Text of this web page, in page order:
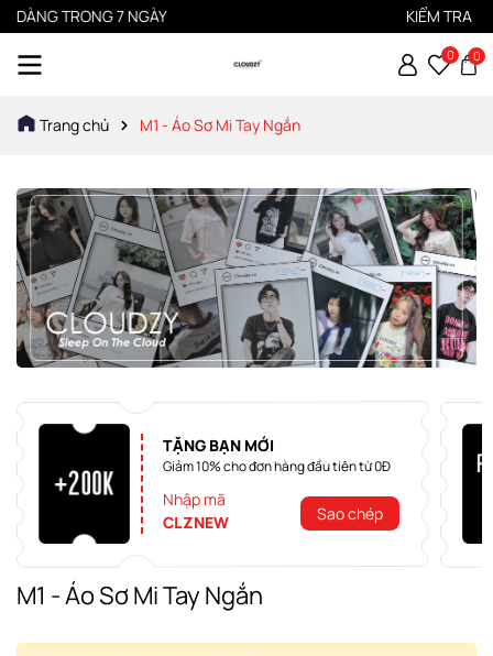
TRONG 7 NGÀY KIỂM TRA
0 0
Trang chủ M1 - Áo Sơ Mi Tay Ngắn
TẶNG BẠN MỚI
Giảm 10% cho đơn hàng đầu tiên từ 0Đ
Nhập mã
CLZNEW
Sao chép
M1 - Áo Sơ Mi Tay Ngắn